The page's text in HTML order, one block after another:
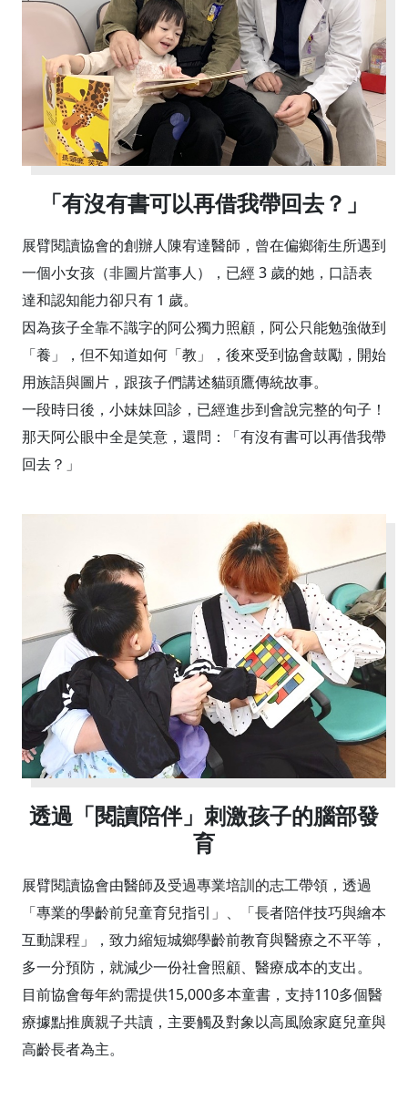
「有沒有書可以再借我帶回去？」
展臂閱讀協會的創辦人陳宥達醫師，曾在偏鄉衛生所遇到
一個小女孩（非圖片當事人），已經 3 歲的她，口語表
達和認知能力卻只有 1 歲。
因為孩子全靠不識字的阿公獨力照顧，阿公只能勉強做到
「養」，但不知道如何「教」，後來受到協會鼓勵，開始
用族語與圖片，跟孩子們講述貓頭鷹傳統故事。
一段時日後，小妹妹回診，已經進步到會說完整的句子！
那天阿公眼中全是笑意，還問：「有沒有書可以再借我帶
回去？」
透過「閱讀陪伴」刺激孩子的腦部發
育
展臂閱讀協會由醫師及受過專業培訓的志工帶領，透過
「專業的學齡前兒童育兒指引」、「長者陪伴技巧與繪本
互動課程」，致力縮短城鄉學齡前教育與醫療之不平等，
多一分預防，就減少一份社會照顧、醫療成本的支出。
目前協會每年約需提供15,000多本童書，支持110多個醫
療據點推廣親子共讀，主要觸及對象以高風險家庭兒童與
高齡長者為主。